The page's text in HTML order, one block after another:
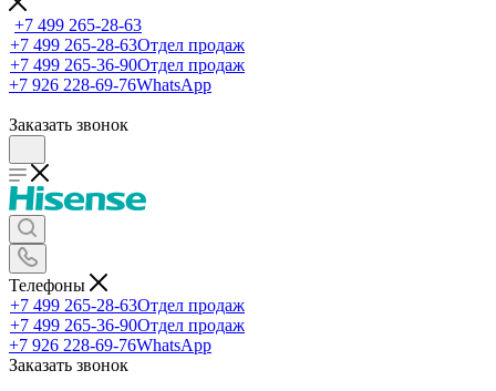
+7 499 265-28-63
+7 499 265-28-63Отдел продаж
+7 499 265-36-90Отдел продаж
+7 926 228-69-76WhatsApp
Заказать звонок
Телефоны
+7 499 265-28-63Отдел продаж
+7 499 265-36-90Отдел продаж
+7 926 228-69-76WhatsApp
Заказать звонок